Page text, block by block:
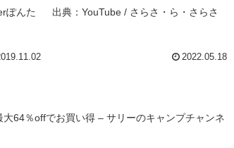
ぽんた
FAMIRY-CAMP – さらさ・ら・さ
出典：YouTube / さらさ・ら・さらさ
2022.05.18
64％offでお買い得 – サリーのキャンプチャンネ